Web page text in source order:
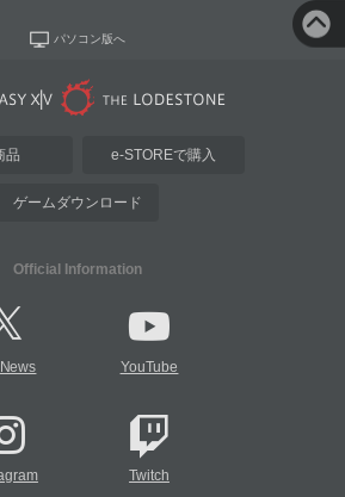
パソコン版へ
品 e-STOREで購入
ゲームダウンロード
Official Information
News YouTube
Twitch